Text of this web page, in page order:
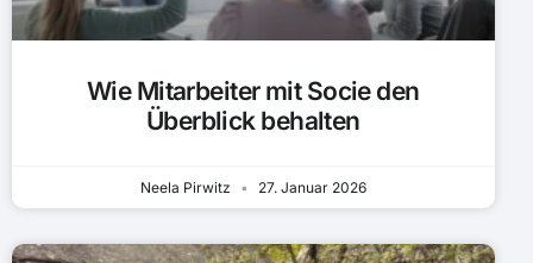
Wie Mitarbeiter mit Socie den
Überblick behalten
Neela Pirwitz 27. Januar 2026